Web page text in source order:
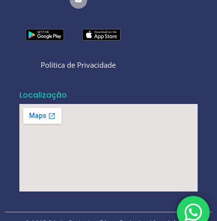
Política de Privacidade
Localização